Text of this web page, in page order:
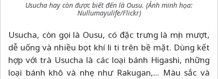
Usucha hay còn được biết đến là Ousu. (Ảnh minh họa:
Nullumayulife/Flickr)
Usucha, còn gọi là Ousu, có đặc trưng là mịn mượt,
dễ uống và nhiều bọt khí li ti trên bề mặt. Dùng kết
hợp với trà Usucha là các loại bánh Higashi, những
loại bánh khô và nhẹ như Rakugan,... Màu sắc và